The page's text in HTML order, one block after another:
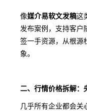
像媒介易软文发稿这
发布案例，支持客户
签一手资源，从根源
象。
二、行情价格拆解：
几乎所有企业都会